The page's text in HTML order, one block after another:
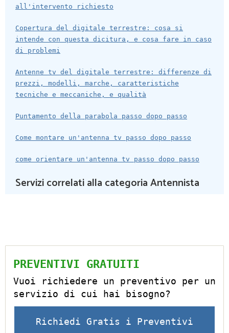
all'intervento richiesto
Copertura del digitale terrestre: cosa si
intende con questa dicitura, e cosa fare in caso
di problemi
Antenne tv del digitale terrestre: differenze di
prezzi, modelli, marche, caratteristiche
tecniche e meccaniche, e qualità
Puntamento della parabola passo dopo passo
Come montare un'antenna tv passo dopo passo
come orientare un'antenna tv passo dopo passo
Servizi correlati alla categoria Antennista
PREVENTIVI GRATUITI
Vuoi richiedere un preventivo per un
servizio di cui hai bisogno?
Richiedi Gratis i Preventivi